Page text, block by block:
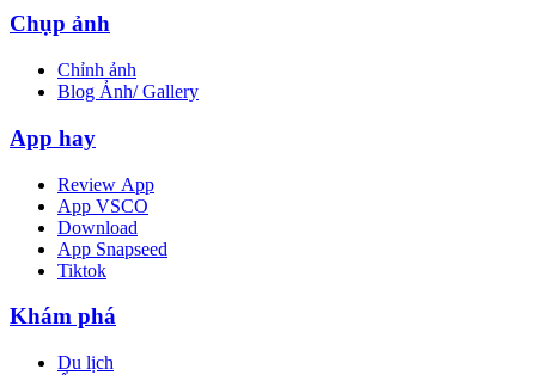
Chụp ảnh
Chỉnh ảnh
Blog Ảnh/ Gallery
App hay
Review App
App VSCO
Download
App Snapseed
Tiktok
Khám phá
Du lịch